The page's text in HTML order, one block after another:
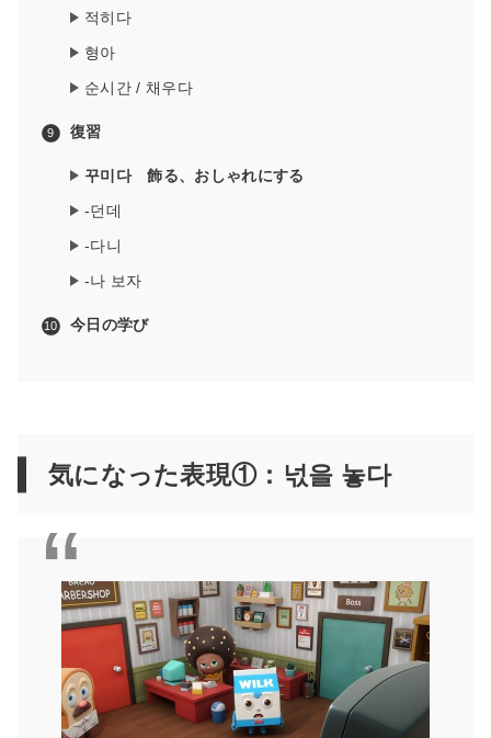
적히다
형아
순시간 / 채우다
復習
꾸미다 飾る、おしゃれにする
-던데
-다니
-나 보자
今日の学び
気になった表現①：넋을 놓다